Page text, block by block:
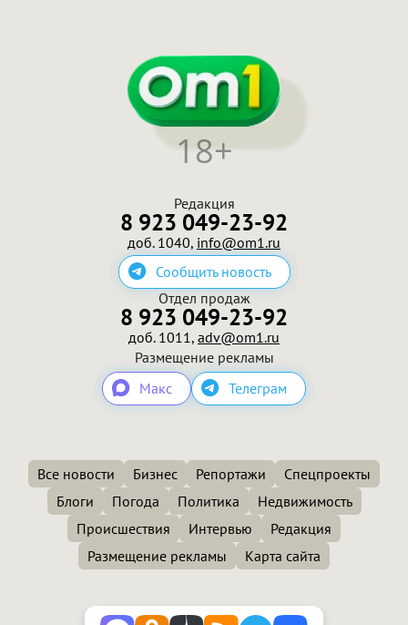
Редакция
8 923 049-23-92
доб. 1040, info@om1.ru
Сообщить новость
18+
Отдел продаж
8 923 049-23-92
доб. 1011, adv@om1.ru
Размещение рекламы
Макс
Телеграм
Все новости Бизнес Репортажи
Спецпроекты
Блоги
Погода Политика
Недвижимость
Происшествия
Интервью
Редакция
Размещение рекламы
Карта сайта